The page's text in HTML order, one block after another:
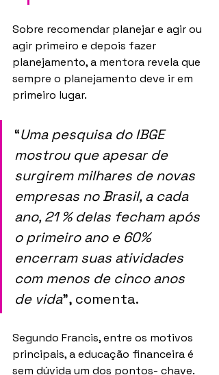
Sobre recomendar planejar e agir ou
agir primeiro e depois fazer
planejamento, a mentora revela que
sempre o planejamento deve ir em
primeiro lugar.
“Uma pesquisa do IBGE
mostrou que apesar de
surgirem milhares de novas
empresas no Brasil, a cada
ano, 21 % delas fecham após
o primeiro ano e 60%
encerram suas atividades
com menos de cinco anos
de vida”, comenta.
Segundo Francis, entre os motivos
principais, a educação financeira é
sem dúvida um dos pontos- chave.